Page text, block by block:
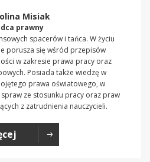
Misiak
prawny
spacerów i tańca. W życiu
porusza się wśród przepisów
w zakresie prawa pracy oraz
Posiada także wiedzę w
prawa oświatowego, w
ze stosunku pracy oraz praw
z zatrudnienia nauczycieli.